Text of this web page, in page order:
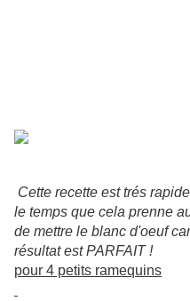
Cette recette est trés
le temps que cela prenne
de mettre le blanc d'oeuf
résultat est PARFAIT !
pour 4 petits ramequins